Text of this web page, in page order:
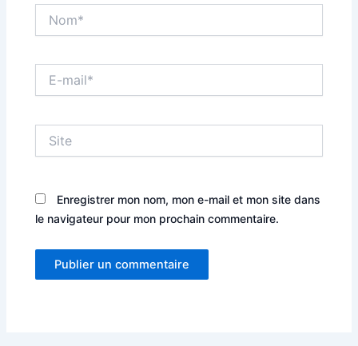
mail*
Enregistrer mon nom, mon e-mail et mon site dans
le navigateur pour mon prochain commentaire.